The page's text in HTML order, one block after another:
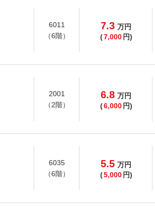
6011
（6階）
7.3 万円
(7,000 円)
2001
（2階）
6.8 万円
(6,000 円)
6035
（6階）
5.5 万円
(5,000 円)